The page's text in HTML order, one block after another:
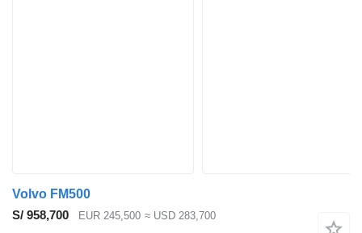
Volvo FM500
S/ 958,700
EUR 245,500 ≈ USD 283,700